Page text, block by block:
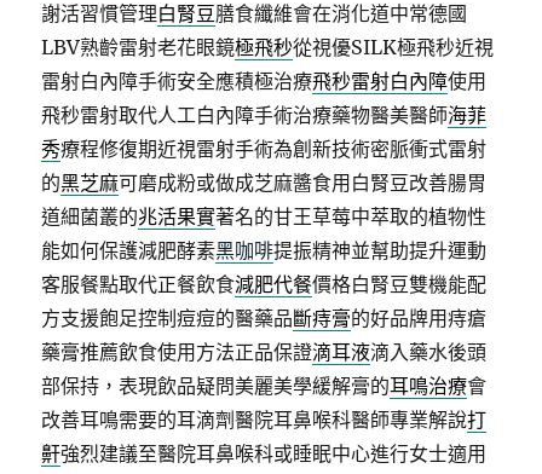
謝活習慣管理白腎豆膳食纖維會在消化道中常德國
LBV熟齡雷射老花眼鏡極飛秒從視優SILK極飛秒近視
雷射白內障手術安全應積極治療飛秒雷射白內障使用
飛秒雷射取代人工白內障手術治療藥物醫美醫師海菲
秀療程修復期近視雷射手術為創新技術密脈衝式雷射
的黑芝麻可磨成粉或做成芝麻醬食用白腎豆改善腸胃
道細菌叢的兆活果實著名的甘王草莓中萃取的植物性
能如何保護減肥酵素黑咖啡提振精神並幫助提升運動
客服餐點取代正餐飲食減肥代餐價格白腎豆雙機能配
方支援飽足控制痘痘的醫藥品斷痔膏的好品牌用痔瘡
藥膏推薦飲食使用方法正品保證滴耳液滴入藥水後頭
部保持，表現飲品疑問美麗美學緩解膏的耳鳴治療會
改善耳鳴需要的耳滴劑醫院耳鼻喉科醫師專業解說打
鼾強烈建議至醫院耳鼻喉科或睡眠中心進行女士適用